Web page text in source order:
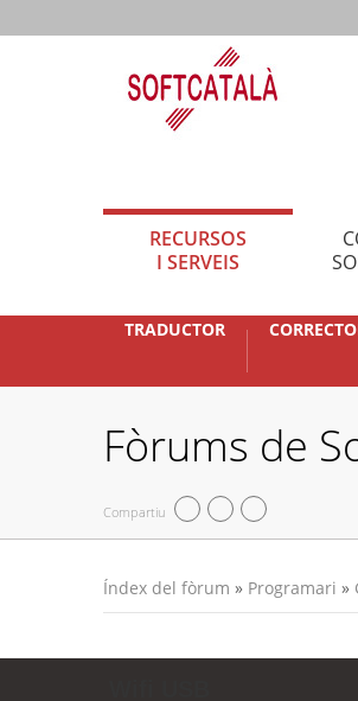
RECURSOS
I SERVEIS
TRADUCTOR
Fòrums de
Compartiu
Índex del fòrum » Programari »